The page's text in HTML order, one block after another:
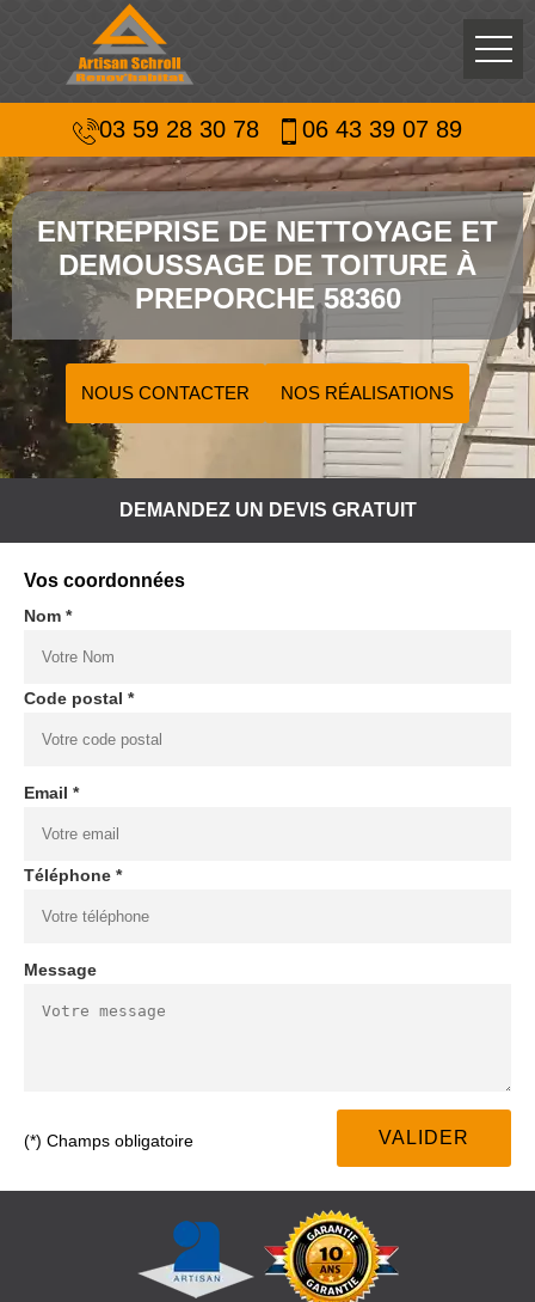
03 59 28 30 78 06 43 39 07 89
ENTREPRISE DE NETTOYAGE ET
DEMOUSSAGE DE TOITURE À
PREPORCHE 58360
NOUS CONTACTER NOS RÉALISATIONS
DEMANDEZ UN DEVIS GRATUIT
Vos coordonnées
Nom *
Code postal *
Email *
Téléphone *
Message
(*) Champs obligatoire